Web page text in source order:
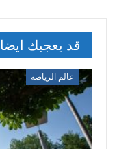
قد يعجبك ايضا
عالم الرياضة